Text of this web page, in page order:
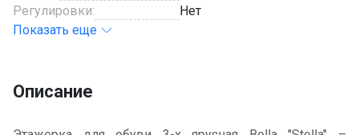
Регулировки:
Нет
Показать еще
Описание